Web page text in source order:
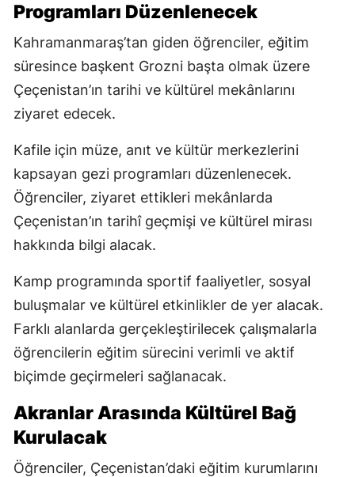
Programları Düzenlenecek
Kahramanmaraş’tan giden öğrenciler, eğitim
süresince başkent Grozni başta olmak üzere
Çeçenistan’ın tarihi ve kültürel mekânlarını
ziyaret edecek.
Kafile için müze, anıt ve kültür merkezlerini
kapsayan gezi programları düzenlenecek.
Öğrenciler, ziyaret ettikleri mekânlarda
Çeçenistan’ın tarihî geçmişi ve kültürel mirası
hakkında bilgi alacak.
Kamp programında sportif faaliyetler, sosyal
buluşmalar ve kültürel etkinlikler de yer alacak.
Farklı alanlarda gerçekleştirilecek çalışmalarla
öğrencilerin eğitim sürecini verimli ve aktif
biçimde geçirmeleri sağlanacak.
Akranlar Arasında Kültürel Bağ
Kurulacak
Öğrenciler, Çeçenistan’daki eğitim kurumlarını